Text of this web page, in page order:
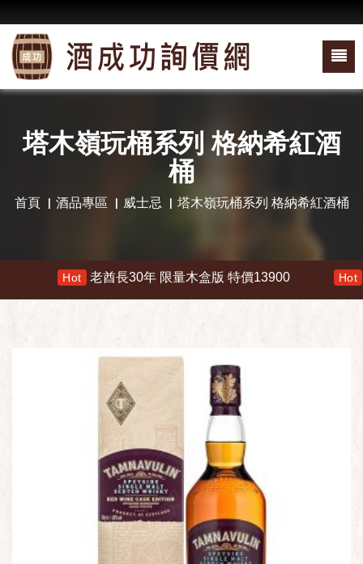
塔木嶺玩桶系列 格納希紅酒
桶
首頁 酒品專區 威士忌 塔木嶺玩桶系列 格納希紅酒桶
老酋長30年 限量木盒版 特價13900 響